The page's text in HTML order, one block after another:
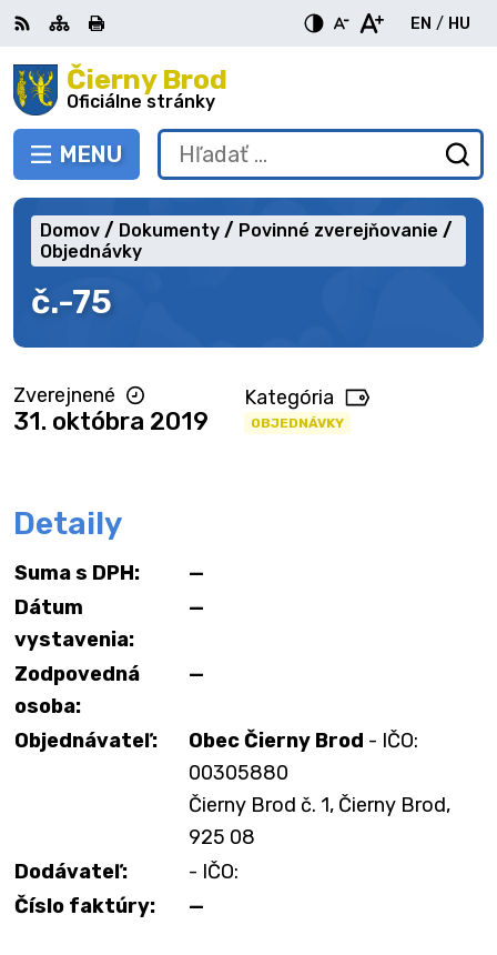
Preskočiť
na
obsah Čierny Brod
Oficiálne stránky
PREPNÚŤ
MENU
RSS MapaTlačiť
EN
English
/ HU
Hľadať:
č.-75
Domov Dokumenty
Povinné zverejňovanie
Objednávky
Zverejnené
31. októbra 2019
Kategória
OBJEDNÁVKY
Detaily
Suma s DPH:
—
Dátum
vystavenia:
—
Zodpovedná
osoba:
—
Objednávateľ: Obec Čierny Brod - IČO:
00305880
Čierny Brod č. 1, Čierny Brod,
925 08
Dodávateľ:
- IČO:
Číslo faktúry:
—